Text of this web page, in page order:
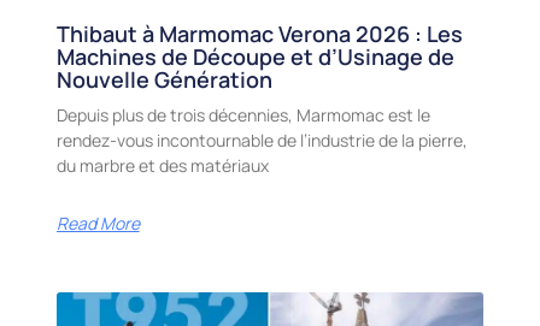
Thibaut à Marmomac Verona 2026 : Les
Machines de Découpe et d’Usinage de
Nouvelle Génération
Depuis plus de trois décennies, Marmomac est le
rendez-vous incontournable de l’industrie de la pierre,
du marbre et des matériaux
Read More